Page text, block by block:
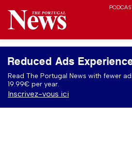
Reduced Ads
Read The Portugal News with fewer
19.99€ per year.
Inscrivez-vous ici